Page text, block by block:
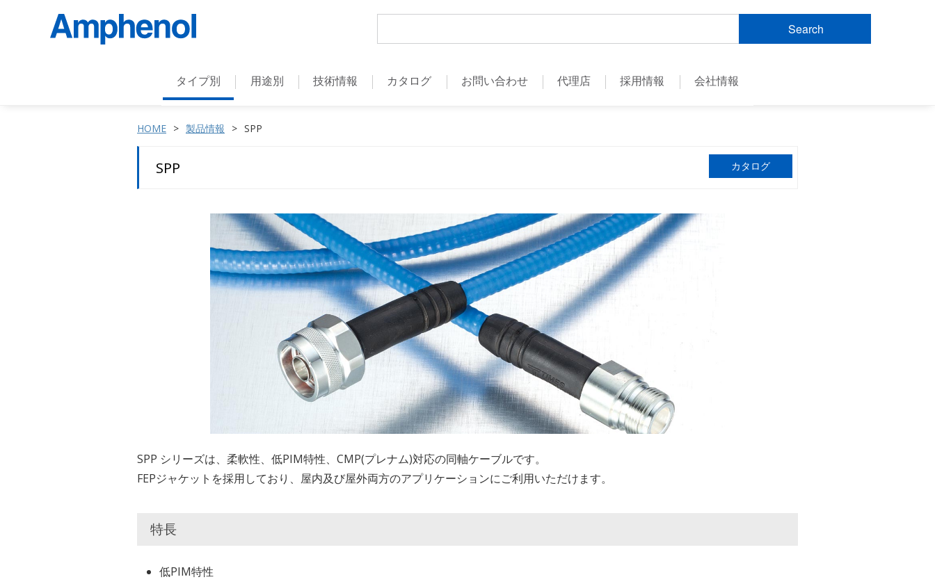
Search
タイプ別 用途別 技術情報 カタログ お問い合わせ 代理店 採用情報 会社情報
HOME 製品情報 SPP
SPP カタログ
SPP シリーズは、柔軟性、低PIM特性、CMP(プレナム)対応の同軸ケーブルです。
FEPジャケットを採用しており、屋内及び屋外両方のアプリケーションにご利用いただけます。
特長
低PIM特性